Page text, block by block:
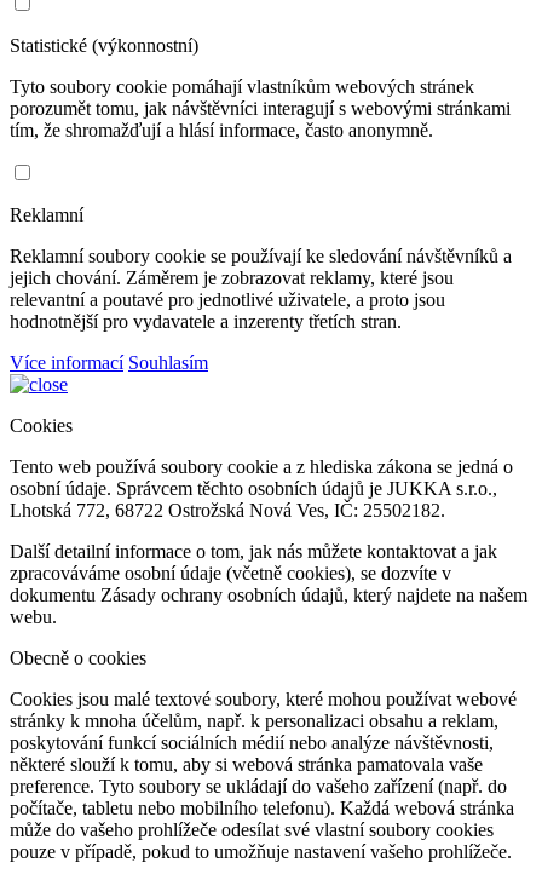
Statistické (výkonnostní)
Tyto soubory cookie pomáhají vlastníkům webových stránek
porozumět tomu, jak návštěvníci interagují s webovými stránkami
tím, že shromažďují a hlásí informace, často anonymně.
Reklamní
Reklamní soubory cookie se používají ke sledování návštěvníků a
jejich chování. Záměrem je zobrazovat reklamy, které jsou
relevantní a poutavé pro jednotlivé uživatele, a proto jsou
hodnotnější pro vydavatele a inzerenty třetích stran.
Více informací Souhlasím
Cookies
Tento web používá soubory cookie a z hlediska zákona se jedná o
osobní údaje. Správcem těchto osobních údajů je JUKKA s.r.o.,
Lhotská 772, 68722 Ostrožská Nová Ves, IČ: 25502182.
Další detailní informace o tom, jak nás můžete kontaktovat a jak
zpracováváme osobní údaje (včetně cookies), se dozvíte v
dokumentu Zásady ochrany osobních údajů, který najdete na našem
webu.
Obecně o cookies
Cookies jsou malé textové soubory, které mohou používat webové
stránky k mnoha účelům, např. k personalizaci obsahu a reklam,
poskytování funkcí sociálních médií nebo analýze návštěvnosti,
některé slouží k tomu, aby si webová stránka pamatovala vaše
preference. Tyto soubory se ukládají do vašeho zařízení (např. do
počítače, tabletu nebo mobilního telefonu). Každá webová stránka
může do vašeho prohlížeče odesílat své vlastní soubory cookies
pouze v případě, pokud to umožňuje nastavení vašeho prohlížeče.